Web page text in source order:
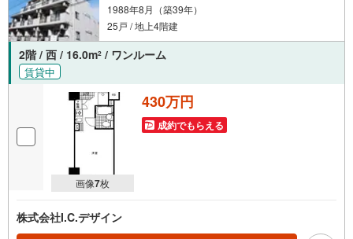
1988年8月（築39年）
25戸 / 地上4階建
2階 / 西 / 16.0m2 / ワンルーム
賃貸中
画像7枚
430万円
成約でもらえる
株式会社I.C.デザイン